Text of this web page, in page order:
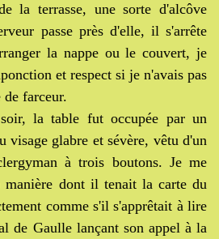
la terrasse, une sorte d'alcôve
passe près d'elle, il s'arrête
la nappe ou le couvert, je
et respect si je n'avais pas
farceur.
la table fut occupée par un
visage glabre et sévère, vêtu d'un
à trois boutons. Je me
manière dont il tenait la carte du
comme s'il s'apprêtait à lire
de Gaulle lançant son appel à la